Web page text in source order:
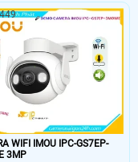
sử dụng ngoài trời với
kiện thời tiết khác nhau.
năng giám sát trực tiếp với
QHD 3K và các tính năng
355 ° & nghiêng 0 ~ 90 °
WIFI IMOU IPC-GS7EP-
3MP